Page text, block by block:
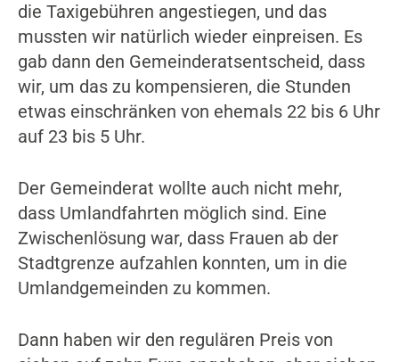
die Taxigebühren angestiegen, und das
mussten wir natürlich wieder einpreisen. Es
gab dann den Gemeinderatsentscheid, dass
wir, um das zu kompensieren, die Stunden
etwas einschränken von ehemals 22 bis 6 Uhr
auf 23 bis 5 Uhr.
Der Gemeinderat wollte auch nicht mehr,
dass Umlandfahrten möglich sind. Eine
Zwischenlösung war, dass Frauen ab der
Stadtgrenze aufzahlen konnten, um in die
Umlandgemeinden zu kommen.
Dann haben wir den regulären Preis von